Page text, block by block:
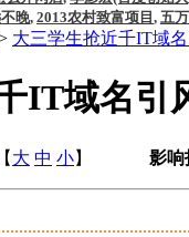
晚, 2013农村致富项目 , 五
大三学生抢近千IT域
IT域名引
大 中 小】 影响